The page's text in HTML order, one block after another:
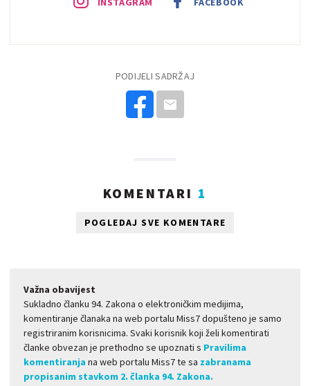
PODIJELI SADRŽAJ
KOMENTARI 1
POGLEDAJ SVE KOMENTARE
Važna obavijest
Sukladno članku 94. Zakona o elektroničkim medijima,
komentiranje članaka na web portalu Miss7 dopušteno je samo
registriranim korisnicima. Svaki korisnik koji želi komentirati
članke obvezan je prethodno se upoznati s Pravilima
komentiranja na web portalu Miss7 te sa zabranama
propisanim stavkom 2. članka 94. Zakona.